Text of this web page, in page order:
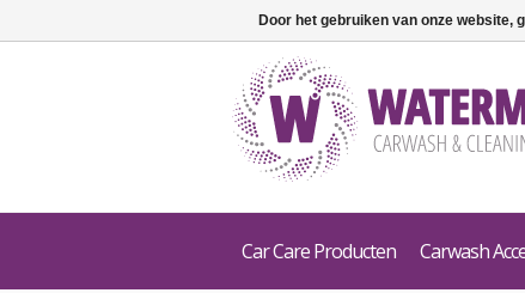
Car Care Producten Carwash
Door het gebruiken van onze website,